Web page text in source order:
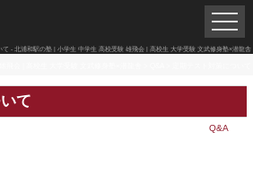
て - 北浦和駅の塾 | 小学生 中学生 高校受験 雄飛会 | 高校生 大学受験 文武修身塾×潜龍舎
て
Q&A